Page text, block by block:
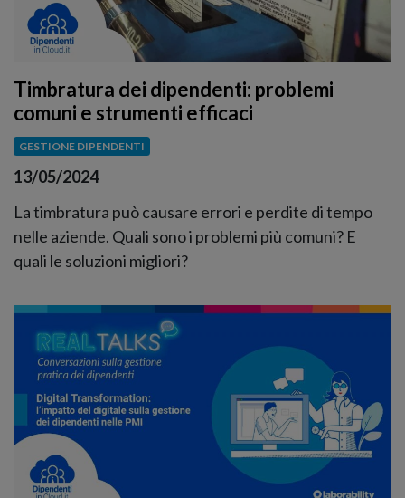
Timbratura dei dipendenti: problemi
comuni e strumenti efficaci
GESTIONE DIPENDENTI
13/05/2024
La timbratura può causare errori e perdite di tempo
nelle aziende. Quali sono i problemi più comuni? E
quali le soluzioni migliori?